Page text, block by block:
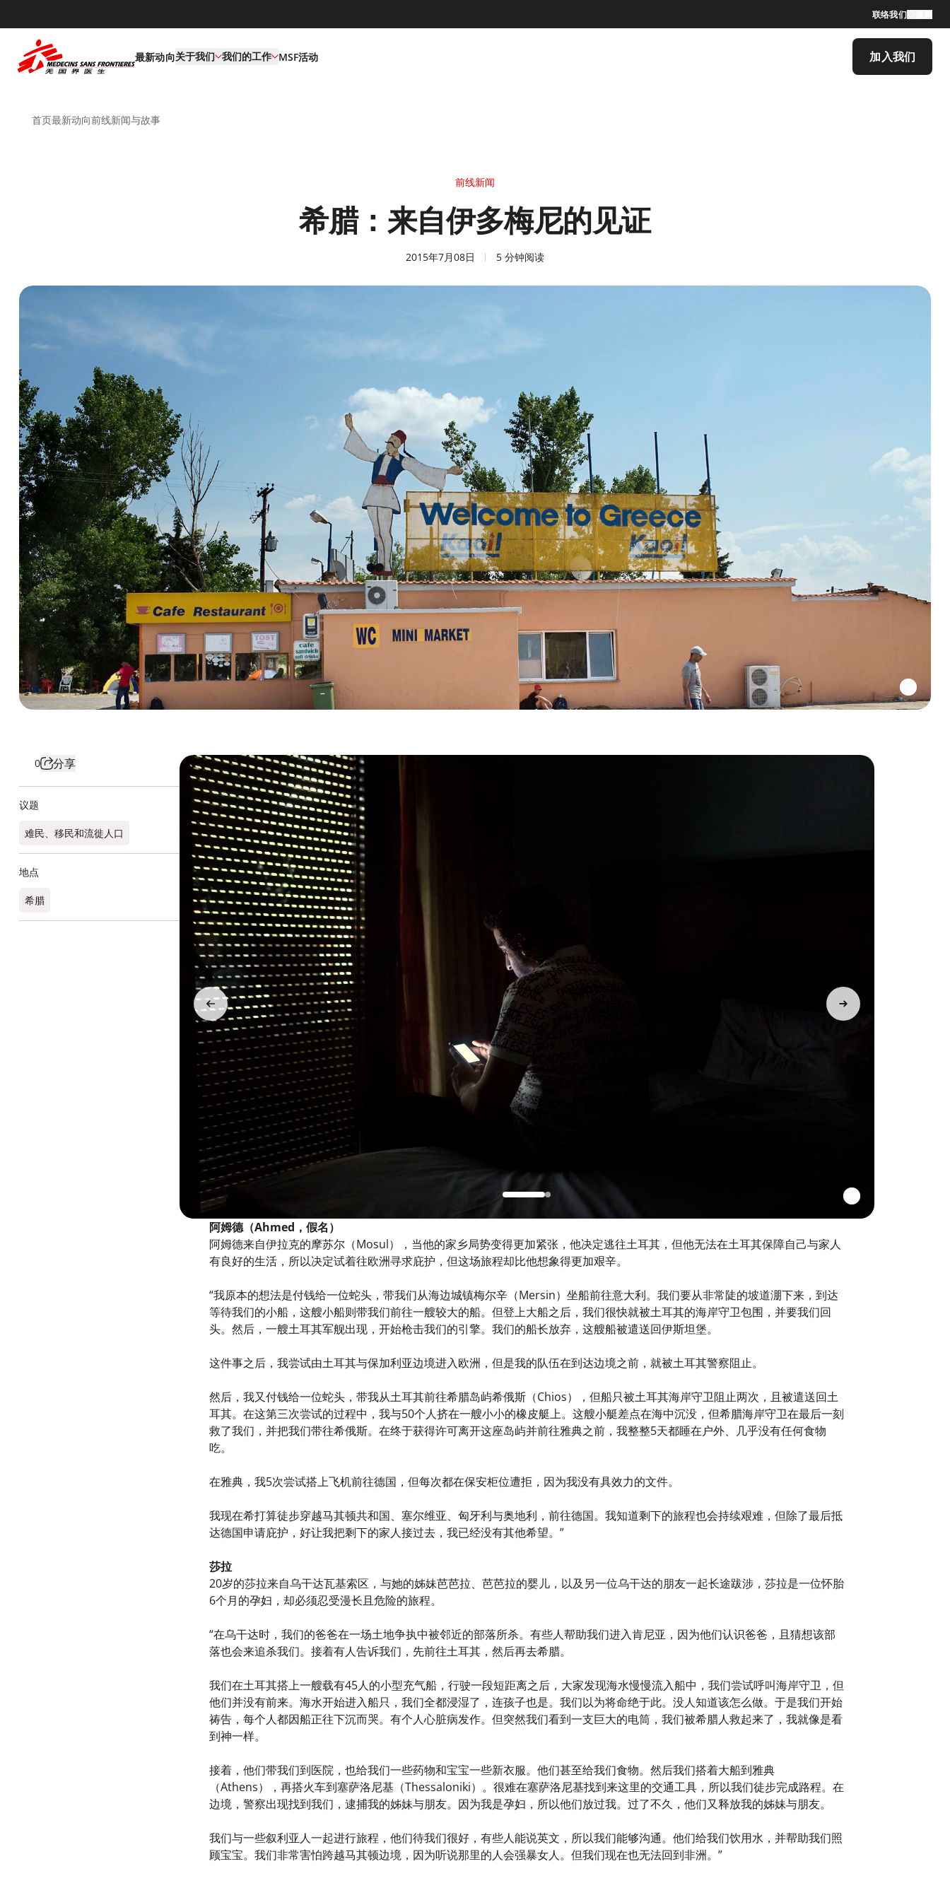
联络我们
最新动向关于我们 我们的工作 MSF活动 加入我们
首页最新动向前线新闻与故事
前线新闻
希腊：来自伊多梅尼的见证
2015年7月08日 5 分钟阅读
0 分享
议题
难民、移民和流徙人口
地点
希腊
阿姆德（Ahmed，假名）
阿姆德来自伊拉克的摩苏尔（Mosul），当他的家乡局势变得更加紧张，他决定逃往土耳其，但他无法在土耳其保障自己与家人
有良好的生活，所以决定试着往欧洲寻求庇护，但这场旅程却比他想象得更加艰辛。
“我原本的想法是付钱给一位蛇头，带我们从海边城镇梅尔辛（Mersin）坐船前往意大利。我们要从非常陡的坡道淜下来，到达
等待我们的小船，这艘小船则带我们前往一艘较大的船。但登上大船之后，我们很快就被土耳其的海岸守卫包围，并要我们回
头。然后，一艘土耳其军舰出现，开始枪击我们的引擎。我们的船长放弃，这艘船被遣送回伊斯坦堡。
这件事之后，我尝试由土耳其与保加利亚边境进入欧洲，但是我的队伍在到达边境之前，就被土耳其警察阻止。
然后，我又付钱给一位蛇头，带我从土耳其前往希腊岛屿希俄斯（Chios），但船只被土耳其海岸守卫阻止两次，且被遣送回土
耳其。在这第三次尝试的过程中，我与50个人挤在一艘小小的橡皮艇上。这艘小艇差点在海中沉没，但希腊海岸守卫在最后一刻
救了我们，并把我们带往希俄斯。在终于获得许可离开这座岛屿并前往雅典之前，我整整5天都睡在户外、几乎没有任何食物
吃。
在雅典，我5次尝试搭上飞机前往德国，但每次都在保安柜位遭拒，因为我没有具效力的文件。
我现在希打算徒步穿越马其顿共和国、塞尔维亚、匈牙利与奥地利，前往德国。我知道剩下的旅程也会持续艰难，但除了最后抵
达德国申请庇护，好让我把剩下的家人接过去，我已经没有其他希望。”
莎拉
20岁的莎拉来自乌干达瓦基索区，与她的姊妹芭芭拉、芭芭拉的婴儿，以及另一位乌干达的朋友一起长途跋涉，莎拉是一位怀胎
6个月的孕妇，却必须忍受漫长且危险的旅程。
“在乌干达时，我们的爸爸在一场土地争执中被邻近的部落所杀。有些人帮助我们进入肯尼亚，因为他们认识爸爸，且猜想该部
落也会来追杀我们。接着有人告诉我们，先前往土耳其，然后再去希腊。
我们在土耳其搭上一艘载有45人的小型充气船，行驶一段短距离之后，大家发现海水慢慢流入船中，我们尝试呼叫海岸守卫，但
他们并没有前来。海水开始进入船只，我们全都浸湿了，连孩子也是。我们以为将命绝于此。没人知道该怎么做。于是我们开始
祷告，每个人都因船正往下沉而哭。有个人心脏病发作。但突然我们看到一支巨大的电筒，我们被希腊人救起来了，我就像是看
到神一样。
接着，他们带我们到医院，也给我们一些药物和宝宝一些新衣服。他们甚至给我们食物。然后我们搭着大船到雅典
（Athens），再搭火车到塞萨洛尼基（Thessaloniki）。很难在塞萨洛尼基找到来这里的交通工具，所以我们徒步完成路程。在
边境，警察出现找到我们，逮捕我的姊妹与朋友。因为我是孕妇，所以他们放过我。过了不久，他们又释放我的姊妹与朋友。
我们与一些叙利亚人一起进行旅程，他们待我们很好，有些人能说英文，所以我们能够沟通。他们给我们饮用水，并帮助我们照
顾宝宝。我们非常害怕跨越马其顿边境，因为听说那里的人会强暴女人。但我们现在也无法回到非洲。”